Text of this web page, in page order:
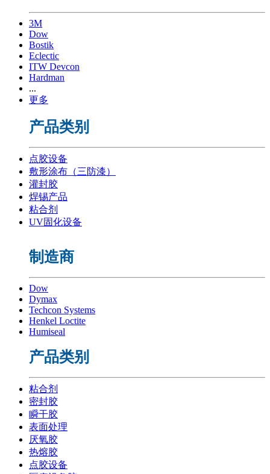
3M
Dow
Bostik
Eclectic
ITW Devcon
Hardman
...
更多
产品类别
点胶设备
敷形涂布（三防漆）
灌封胶
焊锡产品
粘合剂
UV固化设备
制造商
Dow
Dymax
Techcon Systems
Henkel Loctite
Humiseal
产品类别
粘合剂
密封胶
瞬干胶
表面处理
厌氧胶
热熔胶
点胶设备